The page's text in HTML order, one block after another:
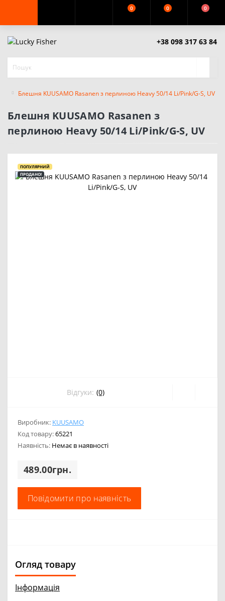
0 0 0
+38 098 317 63 84
Блешня KUUSAMO Rasanen з перлиною Heavy 50/14 Li/Pink/G-S, UV
Блешня KUUSAMO Rasanen з
перлиною Heavy 50/14 Li/Pink/G-S, UV
ПОПУЛЯРНИЙ
ПРОДАНО!
Відгуки: (0)
Виробник: KUUSAMO
Код товару:65221
Наявність: Немає в наявності
489.00грн.
Повідомити про наявність
Огляд товару
Інформація